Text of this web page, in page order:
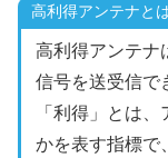
高利得アンテナと
高利得アンテナ
信号を送受信で
「利得」とは
かを表す指標で